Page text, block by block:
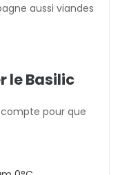
aussi viandes
le Basilic
pour que